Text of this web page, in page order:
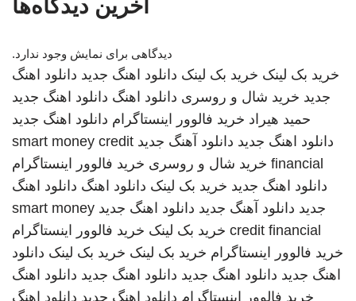
آخرین دیدگاه‌ها
دیدگاهی برای نمایش وجود ندارد.
خرید بک لینک خرید بک لینک دانلود اهنگ جدید دانلود اهنگ
جدید خرید شال و روسری دانلود اهنگ دانلود اهنگ جدید
حمید هیراد خرید فالوور اینستاگرام دانلود اهنگ جدید
دانلود اهنگ جدید دانلود آهنگ جدید smart money credit
financial خرید شال و روسری خرید فالوور اینستاگرام
دانلود اهنگ جدید خرید بک لینک دانلود اهنگ دانلود اهنگ
جدید دانلود آهنگ جدید دانلود اهنگ جدید smart money
credit financial خرید بک لینک خرید فالوور اینستاگرام
خرید فالوور اینستاگرام خرید بک لینک خرید بک لینک دانلود
اهنگ جدید دانلود اهنگ جدید دانلود اهنگ جدید دانلود اهنگ
خرید فالوور اینستاگرام دانلود اهنگ جدید دانلود اهنگ